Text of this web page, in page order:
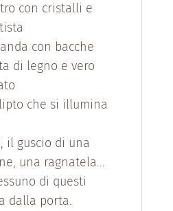
con cristalli e
con bacche
di legno e vero
che si illumina
il guscio di una
una ragnatela...
di questi
dalla porta.